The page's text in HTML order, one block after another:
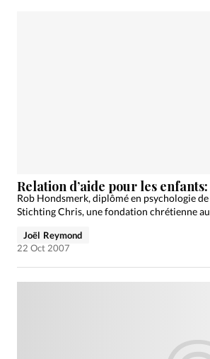
Relation d’aide pour les
Rob Hondsmerk, diplômé en psychologie
Stichting Chris, une fondation chrétienne
Joël Reymond
22 Oct 2007